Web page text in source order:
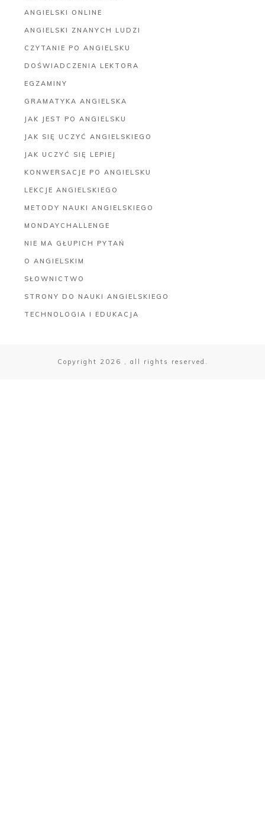
ANGIELSKI ONLINE
ANGIELSKI ZNANYCH LUDZI
CZYTANIE PO ANGIELSKU
DOŚWIADCZENIA LEKTORA
EGZAMINY
GRAMATYKA ANGIELSKA
JAK JEST PO ANGIELSKU
JAK SIĘ UCZYĆ ANGIELSKIEGO
JAK UCZYĆ SIĘ LEPIEJ
KONWERSACJE PO ANGIELSKU
LEKCJE ANGIELSKIEGO
METODY NAUKI ANGIELSKIEGO
MONDAYCHALLENGE
NIE MA GŁUPICH PYTAŃ
O ANGIELSKIM
SŁOWNICTWO
STRONY DO NAUKI ANGIELSKIEGO
TECHNOLOGIA I EDUKACJA
Copyright 2026 , all rights reserved.